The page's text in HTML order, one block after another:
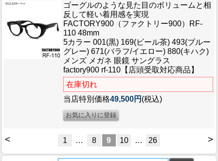
ゴーグルのような見た目のボリュームと相
反して軽い着用感を実現
FACTORY900（ファクトリー900）RF-
110 48mm
5カラー 001(黒) 169(ビール茶) 493(ブルー
グレー) 671(バラフ/イエロー) 880(キハク)
メンズ メガネ 眼鏡 サングラス
factory900 rf-110【店頭受取対応商品】
在庫切れ
当店特別価格49,500円 (税込)
< >
1 … 8 9 10 … 26